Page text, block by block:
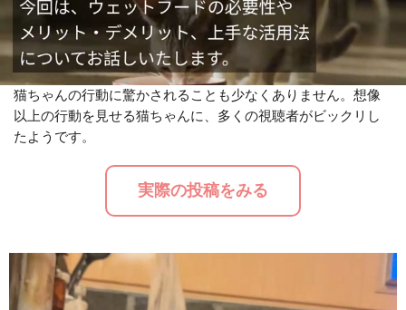
猫ちゃんの行動に驚かされることも少なくありません。想像
以上の行動を見せる猫ちゃんに、多くの視聴者がビックリし
たようです。
実際の投稿をみる